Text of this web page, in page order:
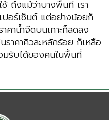
ช้ ถึงแม้ว่าบางพื้นที่ เรา
ปอร์เซ็นต์ แต่อย่างน้อยก็
คาน้ำจืดบนเกาะก็ลดลง
ราคาคิวละหลักร้อย ก็เหลือ
มรับได้ของคนในพื้นที่